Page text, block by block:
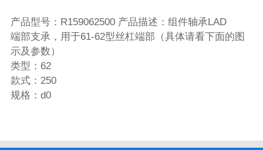
产品型号：R159062500 产品描述：组件轴承LAD
端部支承，用于61-62型丝杠端部（具体请看下面的图
示及参数）
类型：62
款式：250
规格：d0